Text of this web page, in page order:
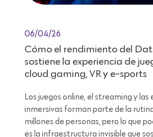
06/04/26
Cómo el rendimiento del
sostiene la experiencia de
cloud gaming, VR y e-sports
Los juegos online, el streaming y las
inmersivas forman parte de la
millones de personas, pero lo que
es la infraestructura invisible que